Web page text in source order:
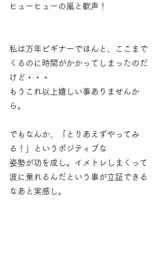
ヒューヒューの嵐と歓声！
私は万年ビギナーでほんと、ここまで
くるのに時間がかかってしまったのだ
けど・・・
もうこれ以上嬉しい事ありませんか
ら。
でもなんか、「とりあえずやってみ
る！」というポジティブな
姿勢が功を成し。イメトレしまくって
波に乗れるんだという事が立証できる
なあと実感し。